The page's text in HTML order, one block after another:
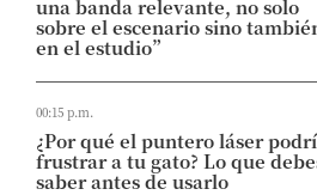
una banda relevante, no solo
sobre el escenario sino
en el estudio”
00:15 p.m.
¿Por qué el puntero láser
frustrar a tu gato? Lo que
saber antes de usarlo